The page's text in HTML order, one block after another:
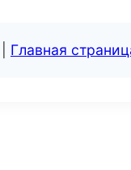
Главная